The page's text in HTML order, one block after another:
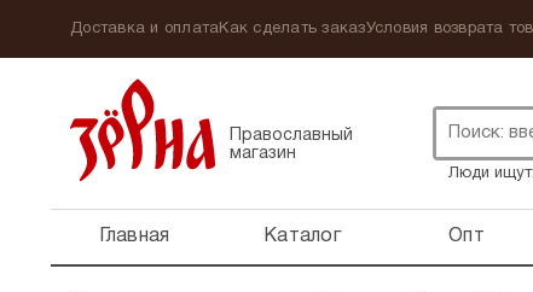
Доставка и оплатаКак сделать заказУсловия возврата
Православный
магазин
Люди ищут:
Главная Каталог Опт